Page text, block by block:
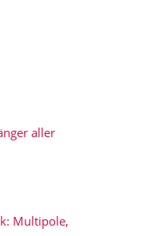
aller
Multipole,